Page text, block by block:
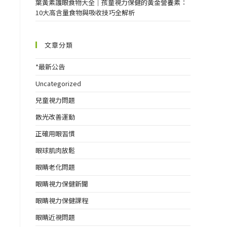
葉黃素護眼食物大全｜孩童視力保健的黃金營養素：
10大高含量食物與吸收技巧全解析
文章分類
*最新公告
Uncategorized
兒童視力問題
散光改善運動
正確用眼習慣
眼球肌肉放鬆
眼睛老化問題
眼睛視力保健新聞
眼睛視力保健課程
眼睛近視問題